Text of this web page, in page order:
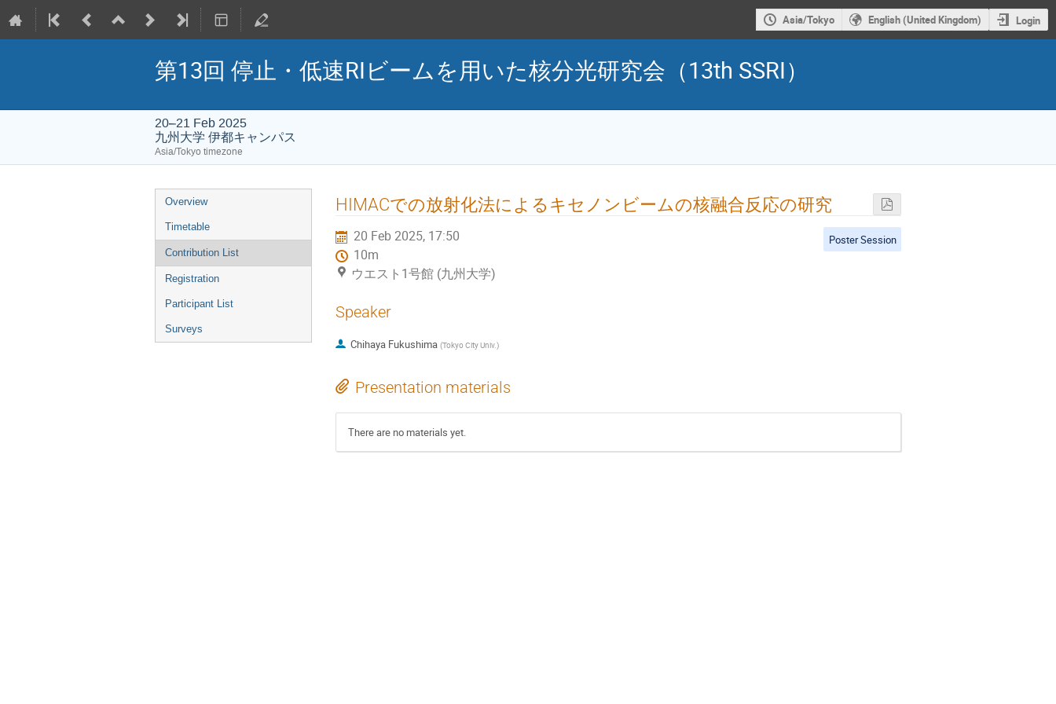
Asia/Tokyo English (United Kingdom) Login
第13回 停止・低速RIビームを用いた核分光研究会（13th SSRI）
20–21 Feb 2025
九州大学 伊都キャンパス
Asia/Tokyo timezone
Event
menu
Overview
Timetable
Contribution List
Registration
Participant List
Surveys
HIMACでの放射化法によるキセノンビームの核融合反応の研究
20 Feb 2025, 17:50
10m
ウエスト1号館 (九州大学)
Poster Session
Speaker
Chihaya Fukushima (Tokyo City Univ.)
Presentation materials
There are no materials yet.